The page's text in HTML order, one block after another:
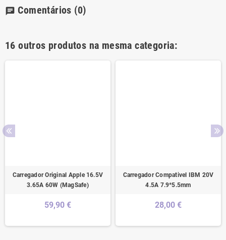
chat Comentários (0)
16 outros produtos na mesma categoria:
Carregador Original Apple 16.5V
3.65A 60W (MagSafe)
59,90 €
Carregador Compativel IBM 20V
4.5A 7.9*5.5mm
28,00 €